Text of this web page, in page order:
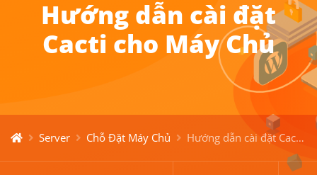
Hướng dẫn cài đặt
Cacti cho Máy Chủ
Server Chỗ Đặt Máy Chủ Hướng dẫn cài đặt Cacti cho Máy Chủ